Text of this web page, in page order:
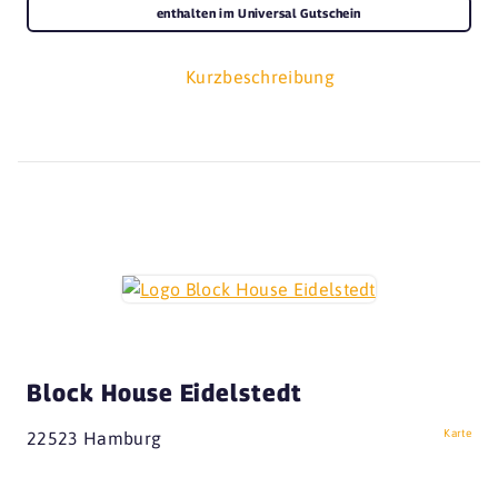
Kurzbeschreibung
enthalten im Universal Gutschein
Block House Eidelstedt
22523 Hamburg Karte